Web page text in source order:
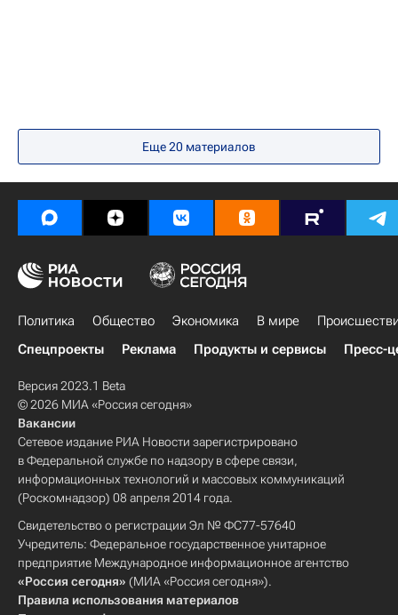
Еще20 материалов
Политика Общество Экономика В мире
Спецпроекты
Реклама Продукты и сервисы Пресс-
Версия 2023.1 Beta
© 2026 МИА «Россия сегодня»
Вакансии
Сетевое издание РИА Новости зарегистрировано
в Федеральной службе по надзору в сфере связи,
информационных технологий и массовых коммуникаций
(Роскомнадзор) 08 апреля 2014 года.
Свидетельство о регистрации Эл № ФС77-57640
Учредитель: Федеральное государственное унитарное
предприятие Международное информационное агентство
«Россия сегодня» (МИА «Россия сегодня»).
Правила использования материалов